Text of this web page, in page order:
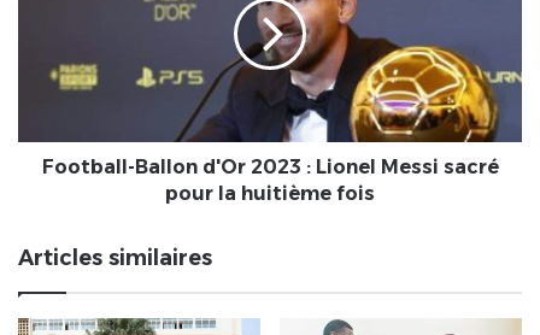
pour
Football-Ballon d'Or 2023 : Lionel Messi sacré
pour la huitième fois
Articles similaires